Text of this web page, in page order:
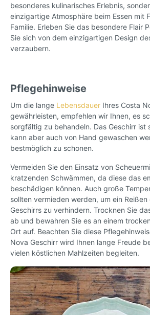
besonderes kulinarisches Erlebnis,
einzigartige Atmosphäre beim Essen mit
Familie. Erleben Sie das besondere Flair
Sie sich von dem einzigartigen Design
verzaubern.
Pflegehinweise
Um die lange Lebensdauer Ihres Costa
gewährleisten, empfehlen wir Ihnen, es
sorgfältig zu behandeln. Das Geschirr ist
kann aber auch von Hand gewaschen
bestmöglich zu schonen.
Vermeiden Sie den Einsatz von
kratzenden Schwämmen, da diese das
beschädigen können. Auch große
sollten vermieden werden, um ein
Geschirrs zu verhindern. Trocknen Sie
ab und bewahren Sie es an einem
Ort auf. Beachten Sie diese
Nova Geschirr wird Ihnen lange Freude
vielen köstlichen Mahlzeiten begleiten.